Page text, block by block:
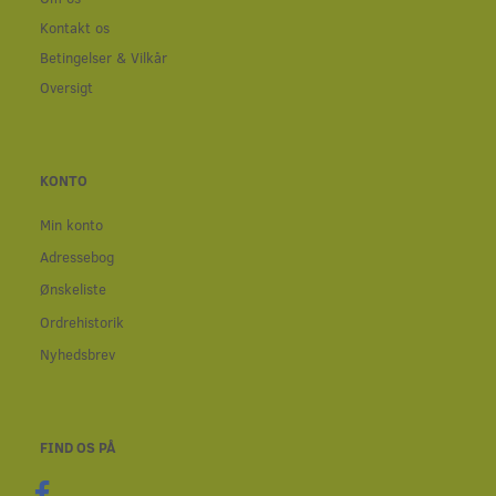
Kontakt os
Betingelser & Vilkår
Oversigt
KONTO
Min konto
Adressebog
Ønskeliste
Ordrehistorik
Nyhedsbrev
FIND OS PÅ